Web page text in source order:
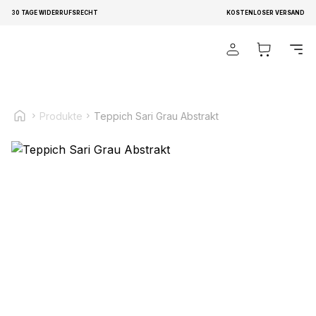
30 TAGE WIDERRUFSRECHT KOSTENLOSER VERSAND
Produkte Teppich Sari Grau Abstrakt
Wir verwenden Cookies, um Inhalte und Anzeigen zu
unserer Website an unsere Partner für soziale Medien,
Informationen mit weiteren Daten zusammenführen, die Sie
ihnen bereitgestellt haben oder die sie im Rahmen Ihrer